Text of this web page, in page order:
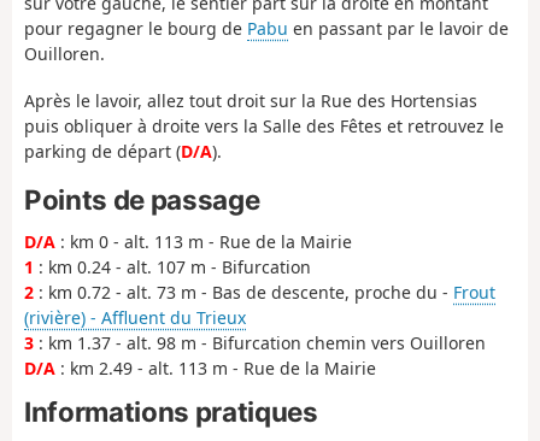
pour regagner le bourg de Pabu en passant par le lavoir de
Ouilloren.
Après le lavoir, allez tout droit sur la Rue des Hortensias
puis obliquer à droite vers la Salle des Fêtes et retrouvez le
parking de départ (D/A).
Points de passage
D/A : km 0 - alt. 113 m - Rue de la Mairie
1 : km 0.24 - alt. 107 m - Bifurcation
2 : km 0.72 - alt. 73 m - Bas de descente, proche du - Frout
(rivière) - Affluent du Trieux
3 : km 1.37 - alt. 98 m - Bifurcation chemin vers Ouilloren
D/A : km 2.49 - alt. 113 m - Rue de la Mairie
Informations pratiques